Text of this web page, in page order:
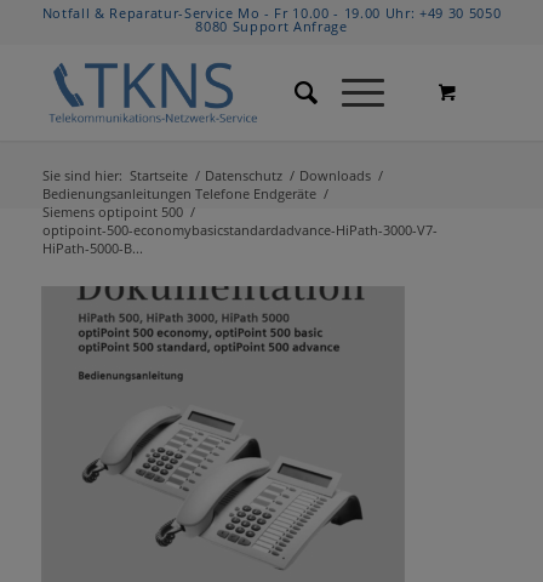
Notfall & Reparatur-Service Mo - Fr 10.00 - 19.00 Uhr:+49 30 5050
8080 Support Anfrage
Sie sind hier: Startseite / Datenschutz / Downloads /
Bedienungsanleitungen Telefone Endgeräte /
Siemens optipoint 500 /
optipoint-500-economybasicstandardadvance-HiPath-3000-V7-
HiPath-5000-B...